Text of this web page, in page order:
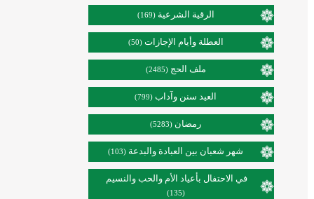
الرقية الشرعية (169)
العطلة وأيام الإجازات (50)
ملف الحج (2485)
العيد سنن وآداب (799)
رمضان (5283)
شهر شعبان بين العبادة والبدعة (103)
في الاحتفال بأعياد الأم والحب والنسيم
(135)